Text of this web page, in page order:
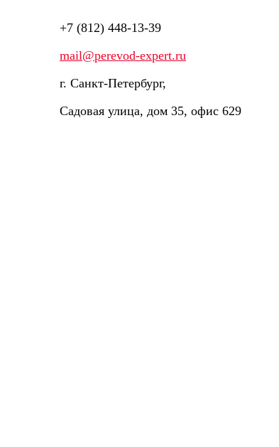
+7 (812) 448-13-39
mail@perevod-expert.ru
г. Санкт-Петербург,
Садовая улица, дом 35, офис 629